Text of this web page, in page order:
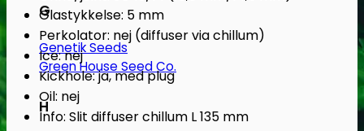
G
Genetik Seeds
Green House Seed Co.
H
Glastykkelse: 5 mm
Perkolator: nej (diffuser via chillum)
Ice: nej
Kickhole: ja, med plug
Oil: nej
Info: Slit diffuser chillum L 135 mm